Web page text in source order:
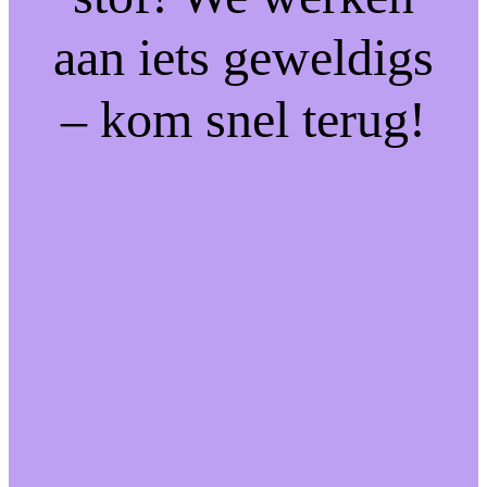
aan iets geweldigs
– kom snel terug!